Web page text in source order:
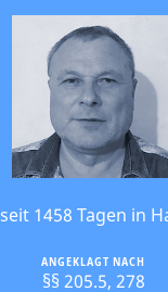
seit 1458 Tagen in
ANGEKLAGT NACH
§§ 205.5, 278